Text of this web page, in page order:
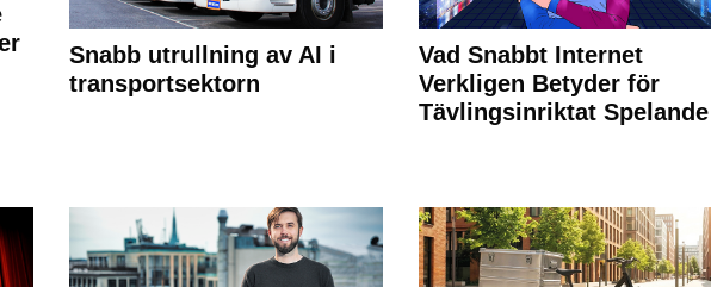
Snabb utrullning av AI i
transportsektorn
Vad Snabbt Internet
Verkligen Betyder för
Tävlingsinriktat Spelande